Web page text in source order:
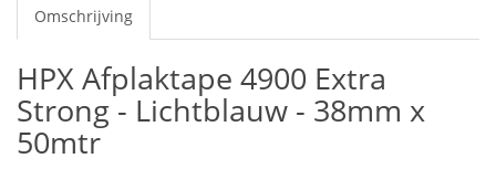
Omschrijving
HPX Afplaktape 4900 Extra
Strong - Lichtblauw - 38mm x
50mtr